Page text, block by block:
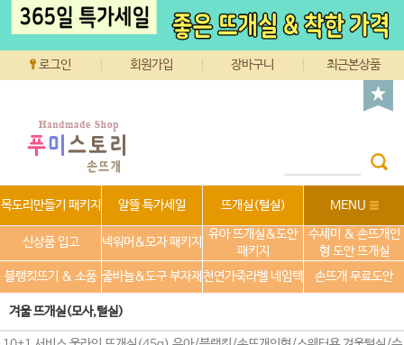
로그인 회원가입 장바구니 최근본상품
목도리만들기 패키지 알뜰 특가세일 뜨개실(털실) MENU
신상품 입고 넥워머&모자 패키지
유아 뜨개실&도안
패키지
수세미 & 손뜨개인
형 도안 뜨개실
블랭킷뜨기 & 소품 줄바늘&도구 부자재 천연가죽라벨 네임텍 손뜨개 무료도안
겨울 뜨개실(모사,털실)